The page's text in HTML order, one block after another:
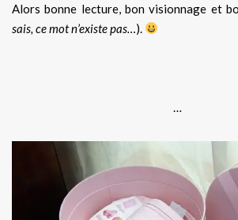
Alors bonne lecture, bon visionnage et
sais, ce mot n’existe pas…).
…